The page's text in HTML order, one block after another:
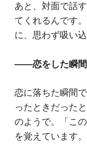
あと、対面で話
てくれるんです
に、思わず吸い
——恋をした瞬間
恋に落ちた瞬間
ったときだった
のようで。「こ
を覚えています。